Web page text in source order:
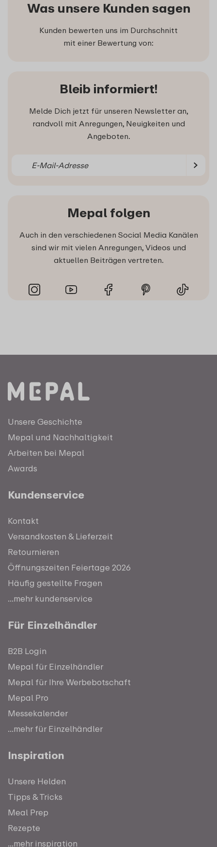
Was unsere Kunden sagen
Kunden bewerten uns im Durchschnitt
mit einer Bewertung von:
Bleib informiert!
Melde Dich jetzt für unseren Newsletter an,
randvoll mit Anregungen, Neuigkeiten und
Angeboten.
Mepal folgen
Auch in den verschiedenen Social Media Kanälen
sind wir mit vielen Anregungen, Videos und
aktuellen Beiträgen vertreten.
Unsere Geschichte
Mepal und Nachhaltigkeit
Arbeiten bei Mepal
Awards
Kundenservice
Kontakt
Versandkosten & Lieferzeit
Retournieren
Öffnungszeiten Feiertage 2026
Häufig gestellte Fragen
...mehr kundenservice
Für Einzelhändler
B2B Login
Mepal für Einzelhändler
Mepal für Ihre Werbebotschaft
Mepal Pro
Messekalender
...mehr für Einzelhändler
Inspiration
Unsere Helden
Tipps & Tricks
Meal Prep
Rezepte
...mehr inspiration